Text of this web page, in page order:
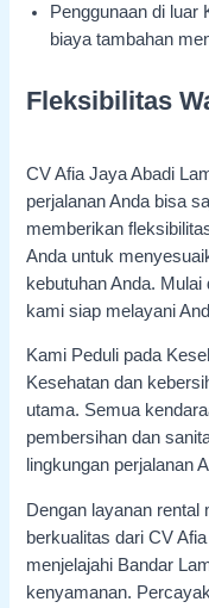
Penggunaan di luar
biaya tambahan
Fleksibilitas
CV Afia Jaya Abadi
perjalanan Anda bisa
memberikan
Anda untuk
kebutuhan Anda.
kami siap melayani
Kami Peduli pada
Kesehatan dan
utama. Semua
pembersihan dan
lingkungan perjalanan
Dengan layanan
berkualitas dari CV
menjelajahi Bandar
kenyamanan.